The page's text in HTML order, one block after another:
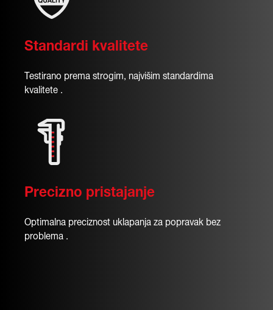
Standardi kvalitete
Testirano prema strogim, najvišim standardima
kvalitete .
Precizno pristajanje
Optimalna preciznost uklapanja za popravak bez
problema .